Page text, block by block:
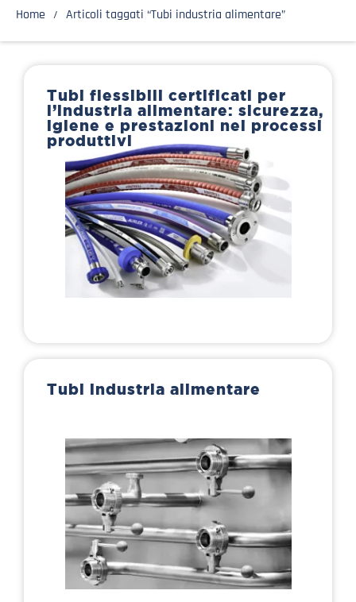
Home Articoli taggati “Tubi industria alimentare”
Tubi flessibili certificati per
l’industria alimentare: sicurezza,
igiene e prestazioni nei processi
produttivi
Tubi industria alimentare